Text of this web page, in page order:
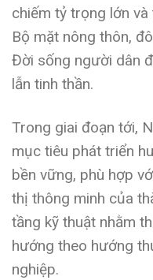
chiếm tỷ trọng lớn
Bộ mặt nông thôn,
Đời sống người dân
lẫn tinh thần.
Trong giai đoạn tới,
mục tiêu phát triển
bền vững, phù hợp
thị thông minh của
tầng kỹ thuật nhằm
hướng theo hướng
nghiệp.